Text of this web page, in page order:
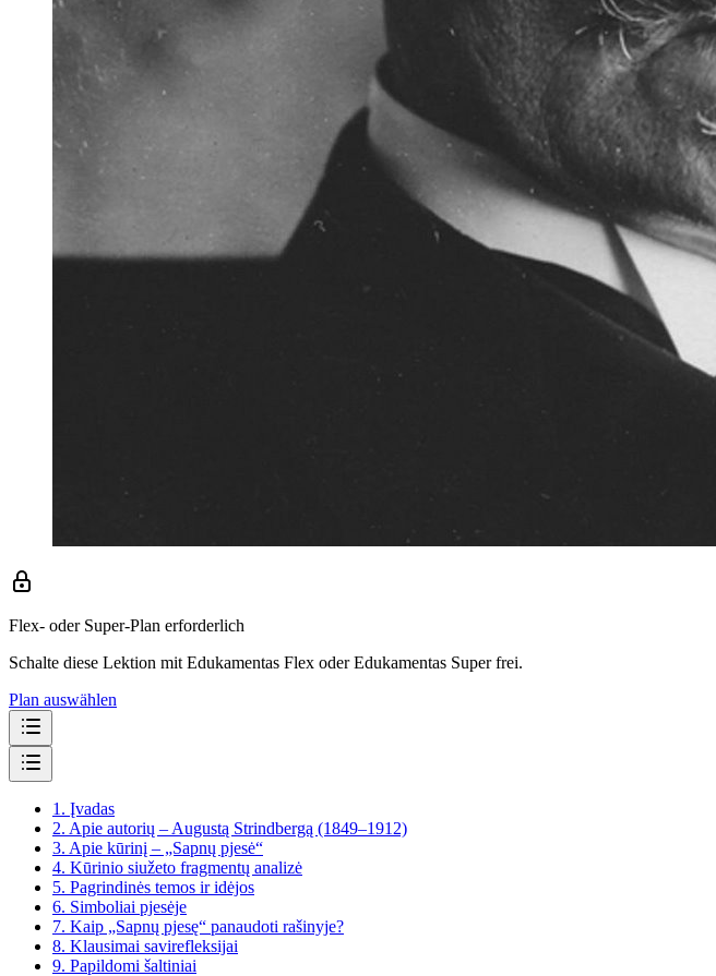
Flex- oder Super-Plan erforderlich
Schalte diese Lektion mit Edukamentas Flex oder Edukamentas Super frei.
Plan auswählen
1. Įvadas
2. Apie autorių – Augustą Strindbergą (1849–1912)
3. Apie kūrinį – „Sapnų pjesė“
4. Kūrinio siužeto fragmentų analizė
5. Pagrindinės temos ir idėjos
6. Simboliai pjesėje
7. Kaip „Sapnų pjesę“ panaudoti rašinyje?
8. Klausimai savirefleksijai
9. Papildomi šaltiniai